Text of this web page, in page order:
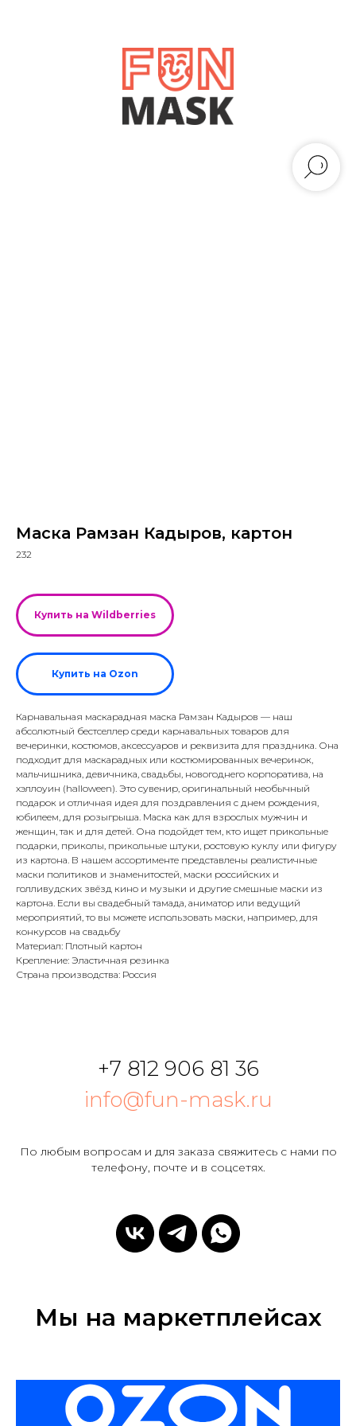
Маска Рамзан Кадыров, картон
232
Купить на Wildberries
Купить на Ozon
Карнавальная маскарадная маска Рамзан Кадыров — наш
абсолютный бестселлер среди карнавальных товаров для
вечеринки, костюмов, аксессуаров и реквизита для праздника. Она
подходит для маскарадных или костюмированных вечеринок,
мальчишника, девичника, свадьбы, новогоднего корпоратива, на
хэллоуин (halloween). Это сувенир, оригинальный необычный
подарок и отличная идея для поздравления с днем рождения,
юбилеем, для розыгрыша. Маска как для взрослых мужчин и
женщин, так и для детей. Она подойдет тем, кто ищет прикольные
подарки, приколы, прикольные штуки, ростовую куклу или фигуру
из картона. В нашем ассортименте представлены реалистичные
маски политиков и знаменитостей, маски российских и
голливудских звёзд кино и музыки и другие смешные маски из
картона. Если вы свадебный тамада, аниматор или ведущий
мероприятий, то вы можете использовать маски, например, для
конкурсов на свадьбу
Материал: Плотный картон
Крепление: Эластичная резинка
Страна производства: Россия
+7 812 906 81 36
info@fun-mask.ru
По любым вопросам и для заказа свяжитесь с нами по
телефону, почте и в соцсетях.
Мы на маркетплейсах